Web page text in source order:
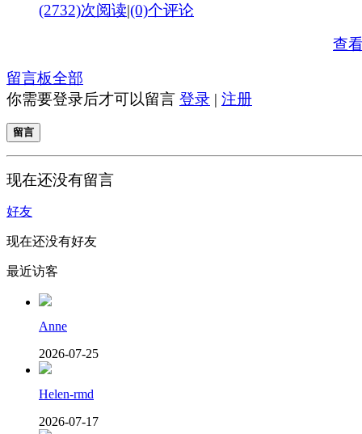
(2732)次阅读|(0)个评论
查
留言板全部
你需要登录后才可以留言 登录 | 注册
留言
现在还没有留言
好友
现在还没有好友
最近访客
Anne
2026-07-25
Helen-rmd
2026-07-17